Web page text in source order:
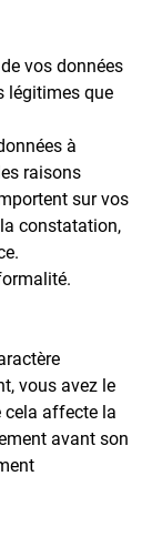
vos données
légitimes que
à
raisons
sur vos
constatation,
vous avez le
cela affecte la
avant son